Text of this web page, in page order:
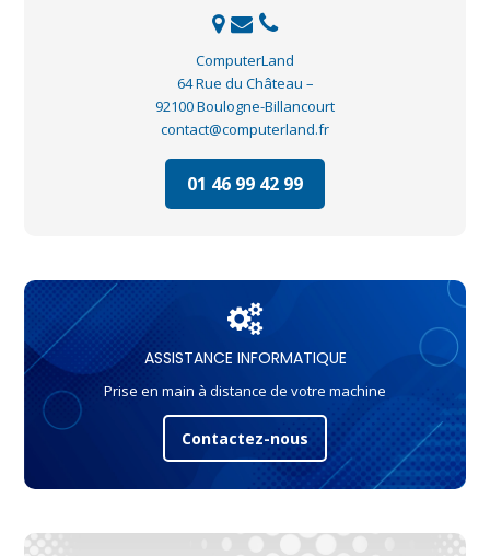
ComputerLand
64 Rue du Château –
92100 Boulogne-Billancourt
contact@computerland.fr
01 46 99 42 99
ASSISTANCE INFORMATIQUE
Prise en main à distance de votre machine
Contactez-nous